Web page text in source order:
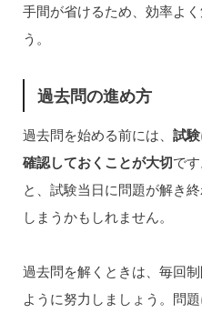
手間が省けるため、効率よ
う。
過去問の進め方
過去問を始める前には、 試
確認しておくことが大切で
と、試験当日に問題が解き
しまうかもしれません。
過去問を解くときは、毎回
ように努力しましょう。問